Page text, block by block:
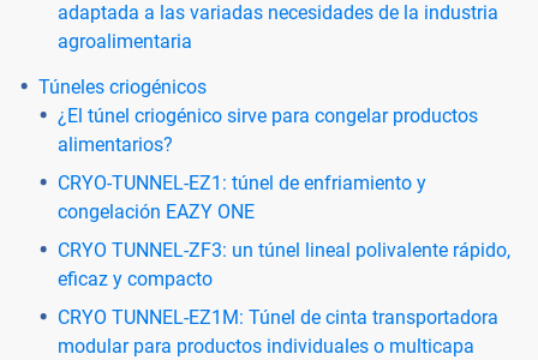
adaptada a las variadas necesidades de la industria
agroalimentaria
Túneles criogénicos
¿El túnel criogénico sirve para congelar productos
alimentarios?
CRYO-TUNNEL-EZ1: túnel de enfriamiento y
congelación EAZY ONE
CRYO TUNNEL-ZF3: un túnel lineal polivalente rápido,
eficaz y compacto
CRYO TUNNEL-EZ1M: Túnel de cinta transportadora
modular para productos individuales o multicapa